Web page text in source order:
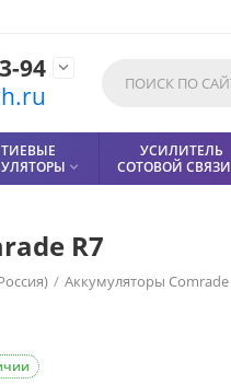
94


УСИЛИТЕЛЬ
СОТОВОЙ СВЯЗИ
R7
/ Аккумуляторы Comrade